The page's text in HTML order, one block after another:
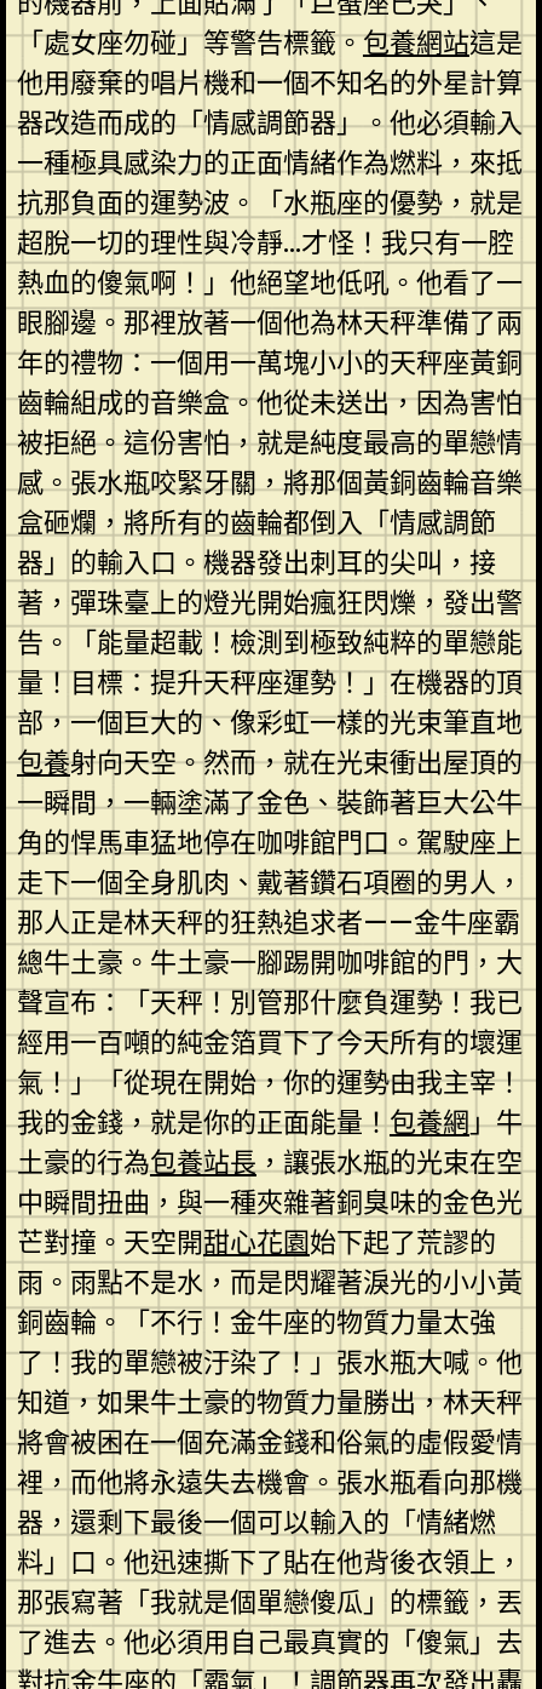
「處女座勿碰」等警告標籤。包養網站這是
他用廢棄的唱片機和一個不知名的外星計算
器改造而成的「情感調節器」。他必須輸入
一種極具感染力的正面情緒作為燃料，來抵
抗那負面的運勢波。「水瓶座的優勢，就是
超脫一切的理性與冷靜…才怪！我只有一腔
熱血的傻氣啊！」他絕望地低吼。他看了一
眼腳邊。那裡放著一個他為林天秤準備了兩
年的禮物：一個用一萬塊小小的天秤座黃銅
齒輪組成的音樂盒。他從未送出，因為害怕
被拒絕。這份害怕，就是純度最高的單戀情
感。張水瓶咬緊牙關，將那個黃銅齒輪音樂
盒砸爛，將所有的齒輪都倒入「情感調節
器」的輸入口。機器發出刺耳的尖叫，接
著，彈珠臺上的燈光開始瘋狂閃爍，發出警
告。「能量超載！檢測到極致純粹的單戀能
量！目標：提升天秤座運勢！」在機器的頂
部，一個巨大的、像彩虹一樣的光束筆直地
包養射向天空。然而，就在光束衝出屋頂的
一瞬間，一輛塗滿了金色、裝飾著巨大公牛
角的悍馬車猛地停在咖啡館門口。駕駛座上
走下一個全身肌肉、戴著鑽石項圈的男人，
那人正是林天秤的狂熱追求者——金牛座霸
總牛土豪。牛土豪一腳踢開咖啡館的門，大
聲宣布：「天秤！別管那什麼負運勢！我已
經用一百噸的純金箔買下了今天所有的壞運
氣！」「從現在開始，你的運勢由我主宰！
我的金錢，就是你的正面能量！包養網」牛
土豪的行為包養站長，讓張水瓶的光束在空
中瞬間扭曲，與一種夾雜著銅臭味的金色光
芒對撞。天空開甜心花園始下起了荒謬的
雨。雨點不是水，而是閃耀著淚光的小小黃
銅齒輪。「不行！金牛座的物質力量太強
了！我的單戀被汙染了！」張水瓶大喊。他
知道，如果牛土豪的物質力量勝出，林天秤
將會被困在一個充滿金錢和俗氣的虛假愛情
裡，而他將永遠失去機會。張水瓶看向那機
器，還剩下最後一個可以輸入的「情緒燃
料」口。他迅速撕下了貼在他背後衣領上，
那張寫著「我就是個單戀傻瓜」的標籤，丟
了進去。他必須用自己最真實的「傻氣」去